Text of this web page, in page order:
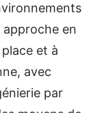
en
et à
avec
par